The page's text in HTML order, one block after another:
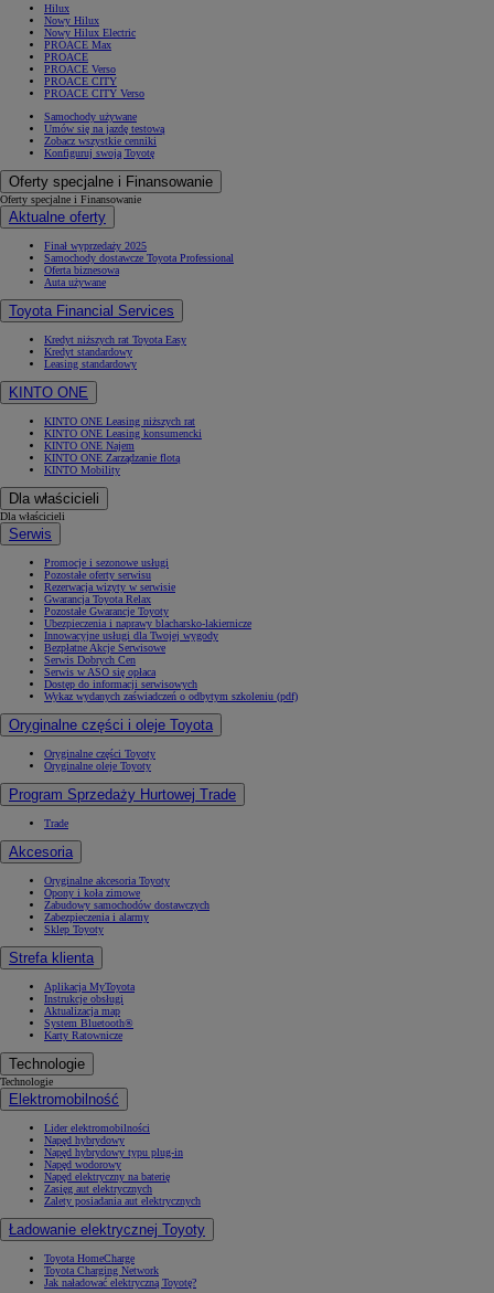
Hilux
Nowy Hilux
Nowy Hilux Electric
PROACE Max
PROACE
PROACE Verso
PROACE CITY
PROACE CITY Verso
Samochody używane
Umów się na jazdę testową
Zobacz wszystkie cenniki
Konfiguruj swoją Toyotę
Oferty specjalne i Finansowanie
Oferty specjalne i Finansowanie
Aktualne oferty
Finał wyprzedaży 2025
Samochody dostawcze Toyota Professional
Oferta biznesowa
Auta używane
Toyota Financial Services
Kredyt niższych rat Toyota Easy
Kredyt standardowy
Leasing standardowy
KINTO ONE
KINTO ONE Leasing niższych rat
KINTO ONE Leasing konsumencki
KINTO ONE Najem
KINTO ONE Zarządzanie flotą
KINTO Mobility
Dla właścicieli
Dla właścicieli
Serwis
Promocje i sezonowe usługi
Pozostałe oferty serwisu
Rezerwacja wizyty w serwisie
Gwarancja Toyota Relax
Pozostałe Gwarancje Toyoty
Ubezpieczenia i naprawy blacharsko-lakiernicze
Innowacyjne usługi dla Twojej wygody
Bezpłatne Akcje Serwisowe
Serwis Dobrych Cen
Serwis w ASO się opłaca
Dostęp do informacji serwisowych
Wykaz wydanych zaświadczeń o odbytym szkoleniu (pdf)
Oryginalne części i oleje Toyota
Oryginalne części Toyoty
Oryginalne oleje Toyoty
Program Sprzedaży Hurtowej Trade
Trade
Akcesoria
Oryginalne akcesoria Toyoty
Opony i koła zimowe
Zabudowy samochodów dostawczych
Zabezpieczenia i alarmy
Sklep Toyoty
Strefa klienta
Aplikacja MyToyota
Instrukcje obsługi
Aktualizacja map
System Bluetooth®
Karty Ratownicze
Technologie
Technologie
Elektromobilność
Lider elektromobilności
Napęd hybrydowy
Napęd hybrydowy typu plug-in
Napęd wodorowy
Napęd elektryczny na baterię
Zasięg aut elektrycznych
Zalety posiadania aut elektrycznych
Ładowanie elektrycznej Toyoty
Toyota HomeCharge
Toyota Charging Network
Jak naładować elektryczną Toyotę?